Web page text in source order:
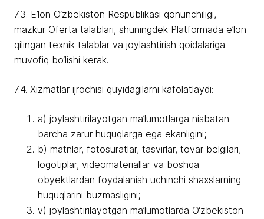
7.3. E’lon O‘zbekiston Respublikasi qonunchiligi,
mazkur Oferta talablari, shuningdek Platformada e’lon
qilingan texnik talablar va joylashtirish qoidalariga
muvofiq bo‘lishi kerak.
7.4. Xizmatlar ijrochisi quyidagilarni kafolatlaydi:
a) joylashtirilayotgan ma’lumotlarga nisbatan
barcha zarur huquqlarga ega ekanligini;
b) matnlar, fotosuratlar, tasvirlar, tovar belgilari,
logotiplar, videomateriallar va boshqa
obyektlardan foydalanish uchinchi shaxslarning
huquqlarini buzmasligini;
v) joylashtirilayotgan ma’lumotlarda O‘zbekiston